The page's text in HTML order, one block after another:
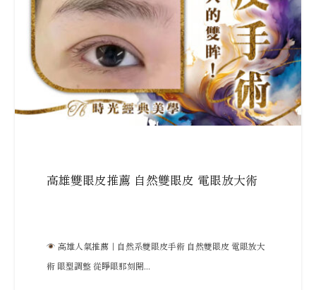
高雄雙眼皮推薦 自然雙眼皮 電眼放大術
高雄人氣推薦｜自然系雙眼皮手術 自然雙眼皮 電眼放大
術 眼型調整 從睜眼那刻開...